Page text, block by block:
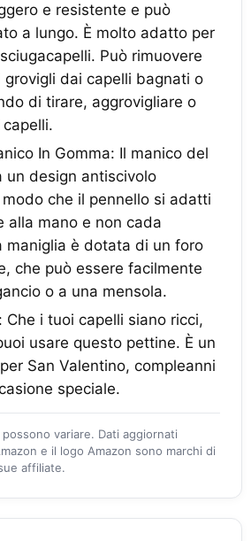
e resistente e può
a lungo. È molto adatto per
Può rimuovere
grovigli dai capelli bagnati o
di tirare, aggrovigliare o
In Gomma: Il manico del
un design antiscivolo
che il pennello si adatti
alla mano e non cada
maniglia è dotata di un foro
che può essere facilmente
o a una mensola.
Che i tuoi capelli siano ricci,
usare questo pettine. È un
San Valentino, compleanni
speciale.
variare. Dati aggiornati
e il logo Amazon sono marchi di
affiliate.